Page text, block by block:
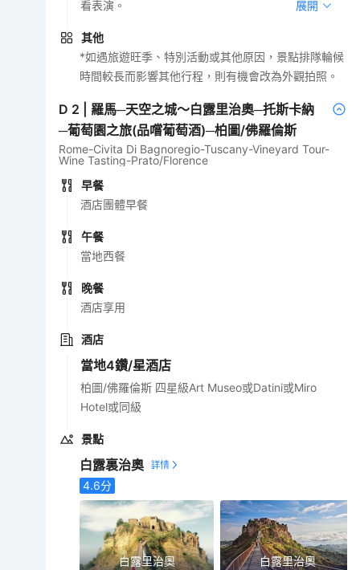
看表演。
展開
其他
*如遇旅遊旺季、特別活動或其他原因，景點排隊輪候
時間較長而影響其他行程，則有機會改為外觀拍照。
D 2
羅馬─天空之城～白露里治奧─托斯卡納
─葡萄園之旅(品嚐葡萄酒)─柏圖/佛羅倫斯
Rome-Civita Di Bagnoregio-Tuscany-Vineyard Tour-
Wine Tasting-Prato/Florence
早餐
酒店團體早餐
午餐
當地西餐
晚餐
酒店享用
酒店
當地4鑽/星酒店
柏圖/佛羅倫斯 四星級Art Museo或Datini或Miro
Hotel或同級
景點
白露裏治奧
4.6分
白露里治奧 白露里治奧